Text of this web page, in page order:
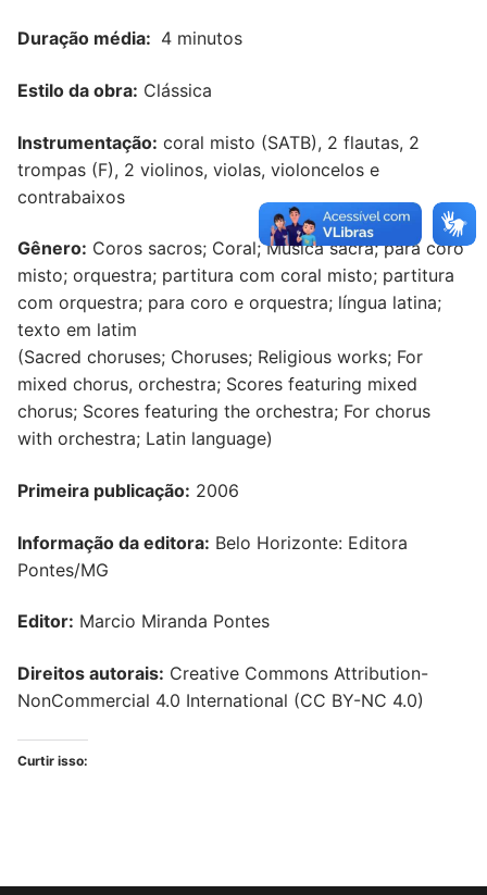
Duração média: 4 minutos
Estilo da obra: Clássica
Instrumentação: coral misto (SATB), 2 flautas, 2
trompas (F), 2 violinos, violas, violoncelos e
contrabaixos
Gênero: Coros sacros; Coral; Música sacra; para coro
misto; orquestra; partitura com coral misto; partitura
com orquestra; para coro e orquestra; língua latina;
texto em latim
(Sacred choruses; Choruses; Religious works; For
mixed chorus, orchestra; Scores featuring mixed
chorus; Scores featuring the orchestra; For chorus
with orchestra; Latin language)
Primeira publicação: 2006
Informação da editora: Belo Horizonte: Editora
Pontes/MG
Editor: Marcio Miranda Pontes
Direitos autorais: Creative Commons Attribution-
NonCommercial 4.0 International (CC BY-NC 4.0)
Curtir isso: